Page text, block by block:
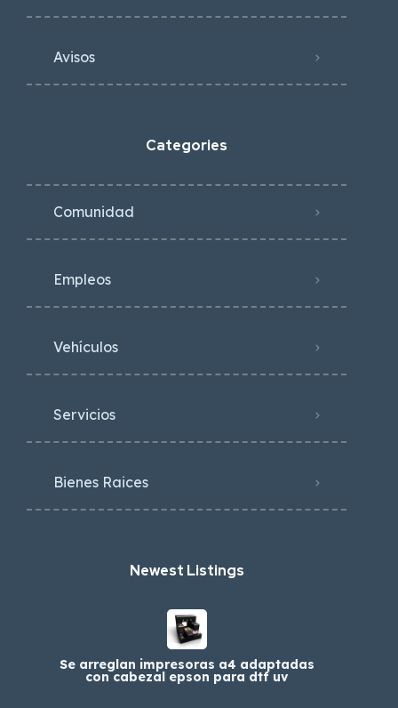
Avisos
Categories
Comunidad
Empleos
Vehículos
Servicios
Bienes Raices
Newest Listings​
Se arreglan impresoras a4 adaptadas
con cabezal epson para dtf uv